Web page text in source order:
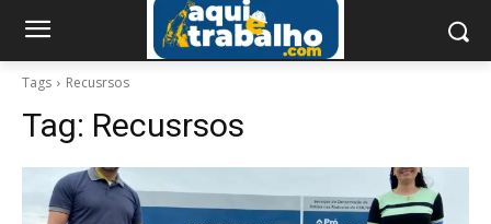
Tags Recusrsos
Tag: Recusrsos